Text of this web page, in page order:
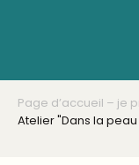
Page d’accueil – je
Atelier "Dans la